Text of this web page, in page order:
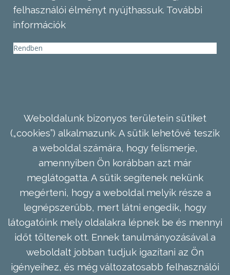
felhasználói élményt nyújthassuk. További
információk
Rendben
Weboldalunk bizonyos területein sütiket
(„cookies”) alkalmazunk. A sütik lehetővé teszik
a weboldal számára, hogy felismerje,
amennyiben Ön korábban azt már
meglátogatta. A sütik segítenek nekünk
megérteni, hogy a weboldal melyik része a
legnépszerűbb, mert látni engedik, hogy
látogatóink mely oldalakra lépnek be és mennyi
időt töltenek ott. Ennek tanulmányozásával a
weboldalt jobban tudjuk igazítani az Ön
igényeihez, és még változatosabb felhasználói